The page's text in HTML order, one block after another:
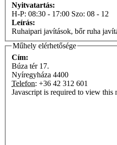
Nyitvatartás:
H-P: 08:30 - 17:00 Szo: 08 - 12
Leírás:
Ruhaipari javítások, bőr ruha
Műhely elérhetősége
Cím:
Búza tér 17.
Nyíregyháza 4400
Telefon: +36 42 312 601
Javascript is required to view this